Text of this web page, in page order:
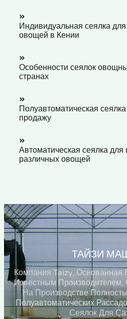
Индивидуальная сеялка
овощей в Кении
Особенности сеялок
странах
Полуавтоматическая
продажу
Автоматическая сеялка для
различных овощей
ТАЙЗИ
Компания Taizy, Основанная
Известным
На Производстве
Полуавтоматических
Сеялок Для